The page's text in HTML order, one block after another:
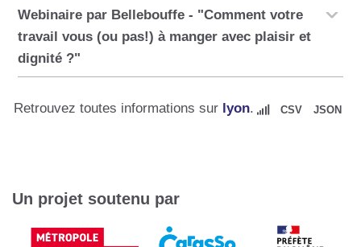
Webinaire par Bellebouffe - "Comment votre
travail vous (ou pas!) à manger avec plaisir et
dignité ?"
CSV JSON
Retrouvez toutes informations sur lyon.
Un projet soutenu par